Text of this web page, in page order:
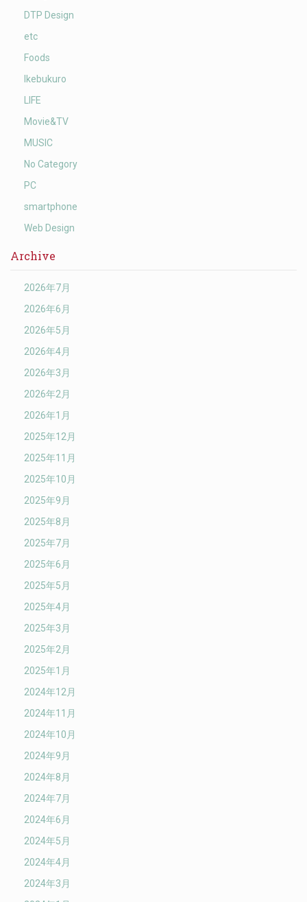
DTP Design
etc
Foods
Ikebukuro
LIFE
Movie&TV
MUSIC
No Category
PC
smartphone
Web Design
Archive
2026年7月
2026年6月
2026年5月
2026年4月
2026年3月
2026年2月
2026年1月
2025年12月
2025年11月
2025年10月
2025年9月
2025年8月
2025年7月
2025年6月
2025年5月
2025年4月
2025年3月
2025年2月
2025年1月
2024年12月
2024年11月
2024年10月
2024年9月
2024年8月
2024年7月
2024年6月
2024年5月
2024年4月
2024年3月